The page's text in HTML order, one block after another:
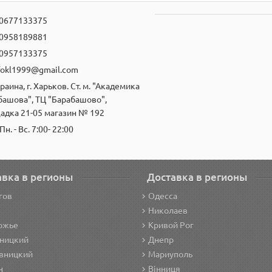
г. Харьков. Ст. м. "Академика
ТЦ "Барабашово",
21-05 магазин № 192
Пн. - Вс. 7:00- 22:00
в регионы Доставка в регионы
Одесса
Николаев
Кривой Рог
Днепр
Мариуполь
Вінниця